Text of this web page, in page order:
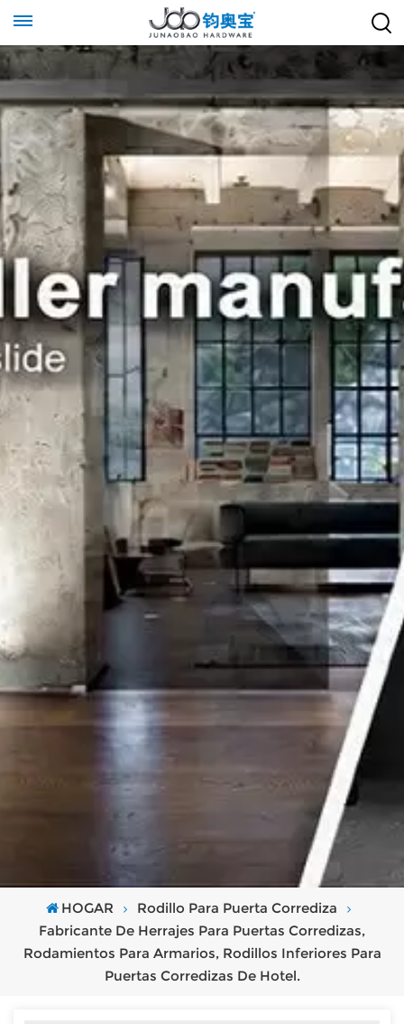
HOGAR
Rodillo Para Puerta Corrediza
Fabricante De Herrajes Para Puertas Corredizas,
Rodamientos Para Armarios, Rodillos Inferiores Para
Puertas Corredizas De Hotel.